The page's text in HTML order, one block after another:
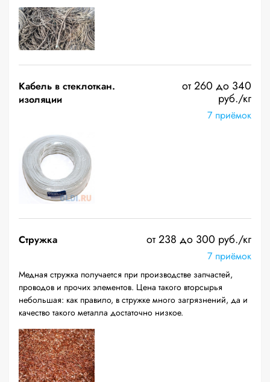
Кабель в стеклоткан.
изоляции
от 260 до 340
руб./кг
7 приёмок
Стружка от 238 до 300 руб./кг
7 приёмок
Медная стружка получается при производстве запчастей,
проводов и прочих элементов. Цена такого вторсырья
небольшая: как правило, в стружке много загрязнений, да и
качество такого металла достаточно низкое.